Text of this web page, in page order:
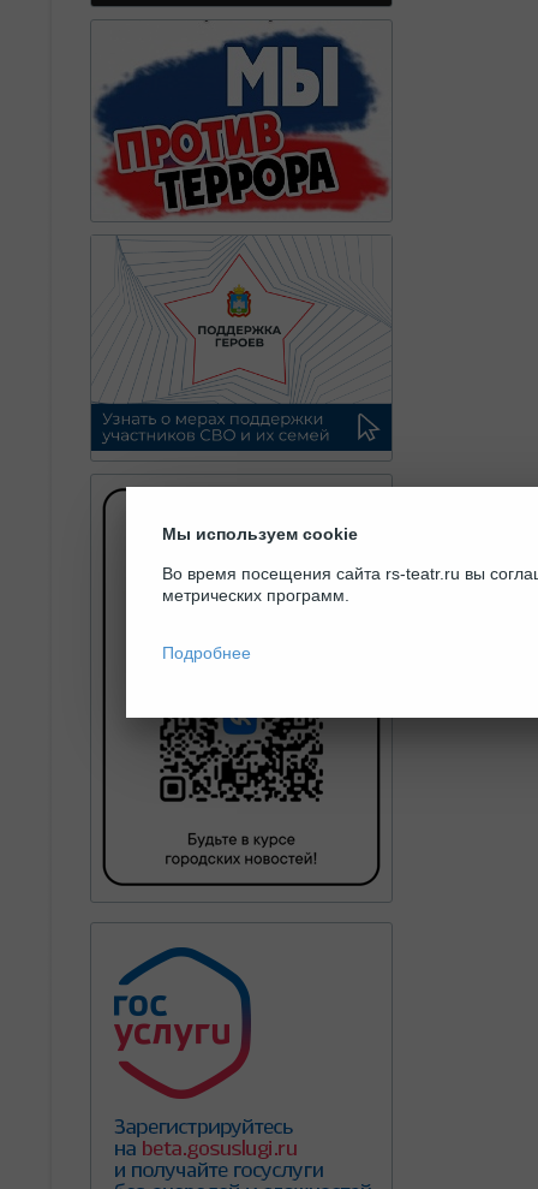
Мы используем cookie
Во время посещения сайта rs-teatr.ru вы
метрических программ.
Подробнее